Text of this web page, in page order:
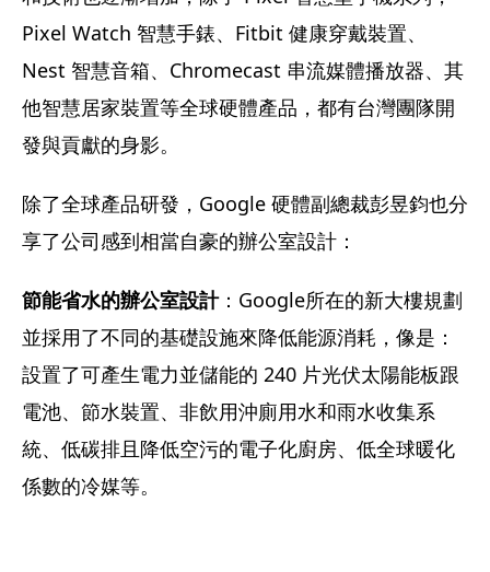
Pixel Watch 智慧手錶、Fitbit 健康穿戴裝置、
Nest 智慧音箱、Chromecast 串流媒體播放器、其
他智慧居家裝置等全球硬體產品，都有台灣團隊開
發與貢獻的身影。
除了全球產品研發，Google 硬體副總裁彭昱鈞也分
享了公司感到相當自豪的辦公室設計：
節能省水的辦公室設計：Google所在的新大樓規劃
並採用了不同的基礎設施來降低能源消耗，像是：
設置了可產生電力並儲能的 240 片光伏太陽能板跟
電池、節水裝置、非飲用沖廁用水和雨水收集系
統、低碳排且降低空污的電子化廚房、低全球暖化
係數的冷媒等。